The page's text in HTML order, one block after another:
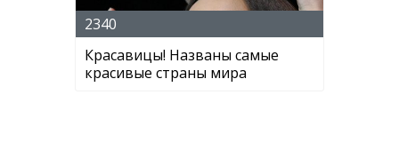
2340
Красавицы! Названы самые
красивые страны мира